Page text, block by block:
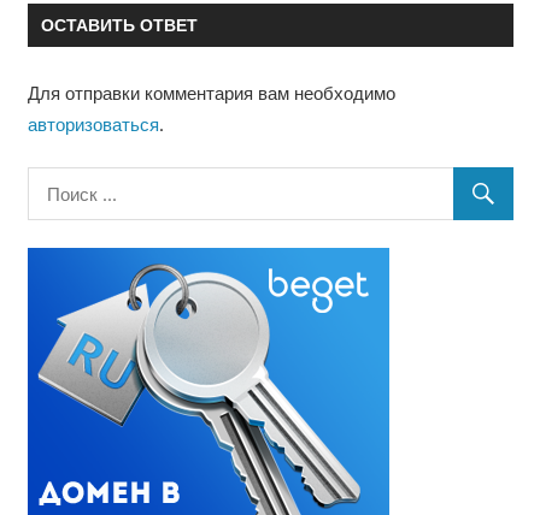
ОСТАВИТЬ ОТВЕТ
Для отправки комментария вам необходимо
авторизоваться.